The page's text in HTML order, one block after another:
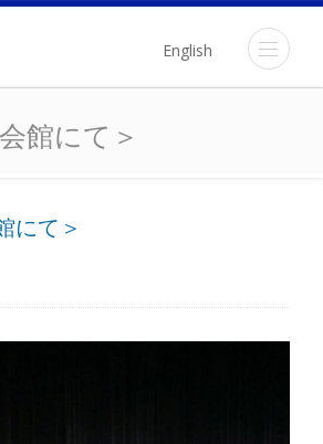
English
会館にて＞
館にて＞
にて＞